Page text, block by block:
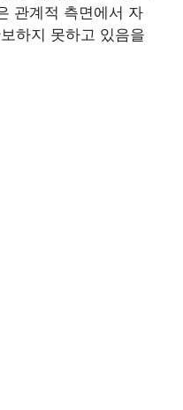
관계적 측면에서 자
하지 못하고 있음을